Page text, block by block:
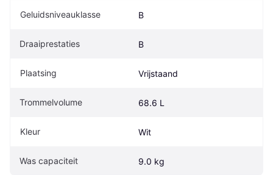
Geluidsniveauklasse B
Draaiprestaties B
Plaatsing Vrijstaand
Trommelvolume 68.6 L
Kleur Wit
Was capaciteit 9.0 kg